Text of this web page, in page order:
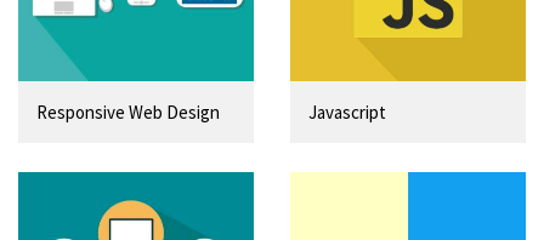
Responsive Web Design Javascript